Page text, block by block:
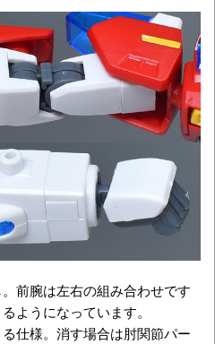
前腕は左右の組み合わせです
ようになっています。
仕様。消す場合は肘関節パー